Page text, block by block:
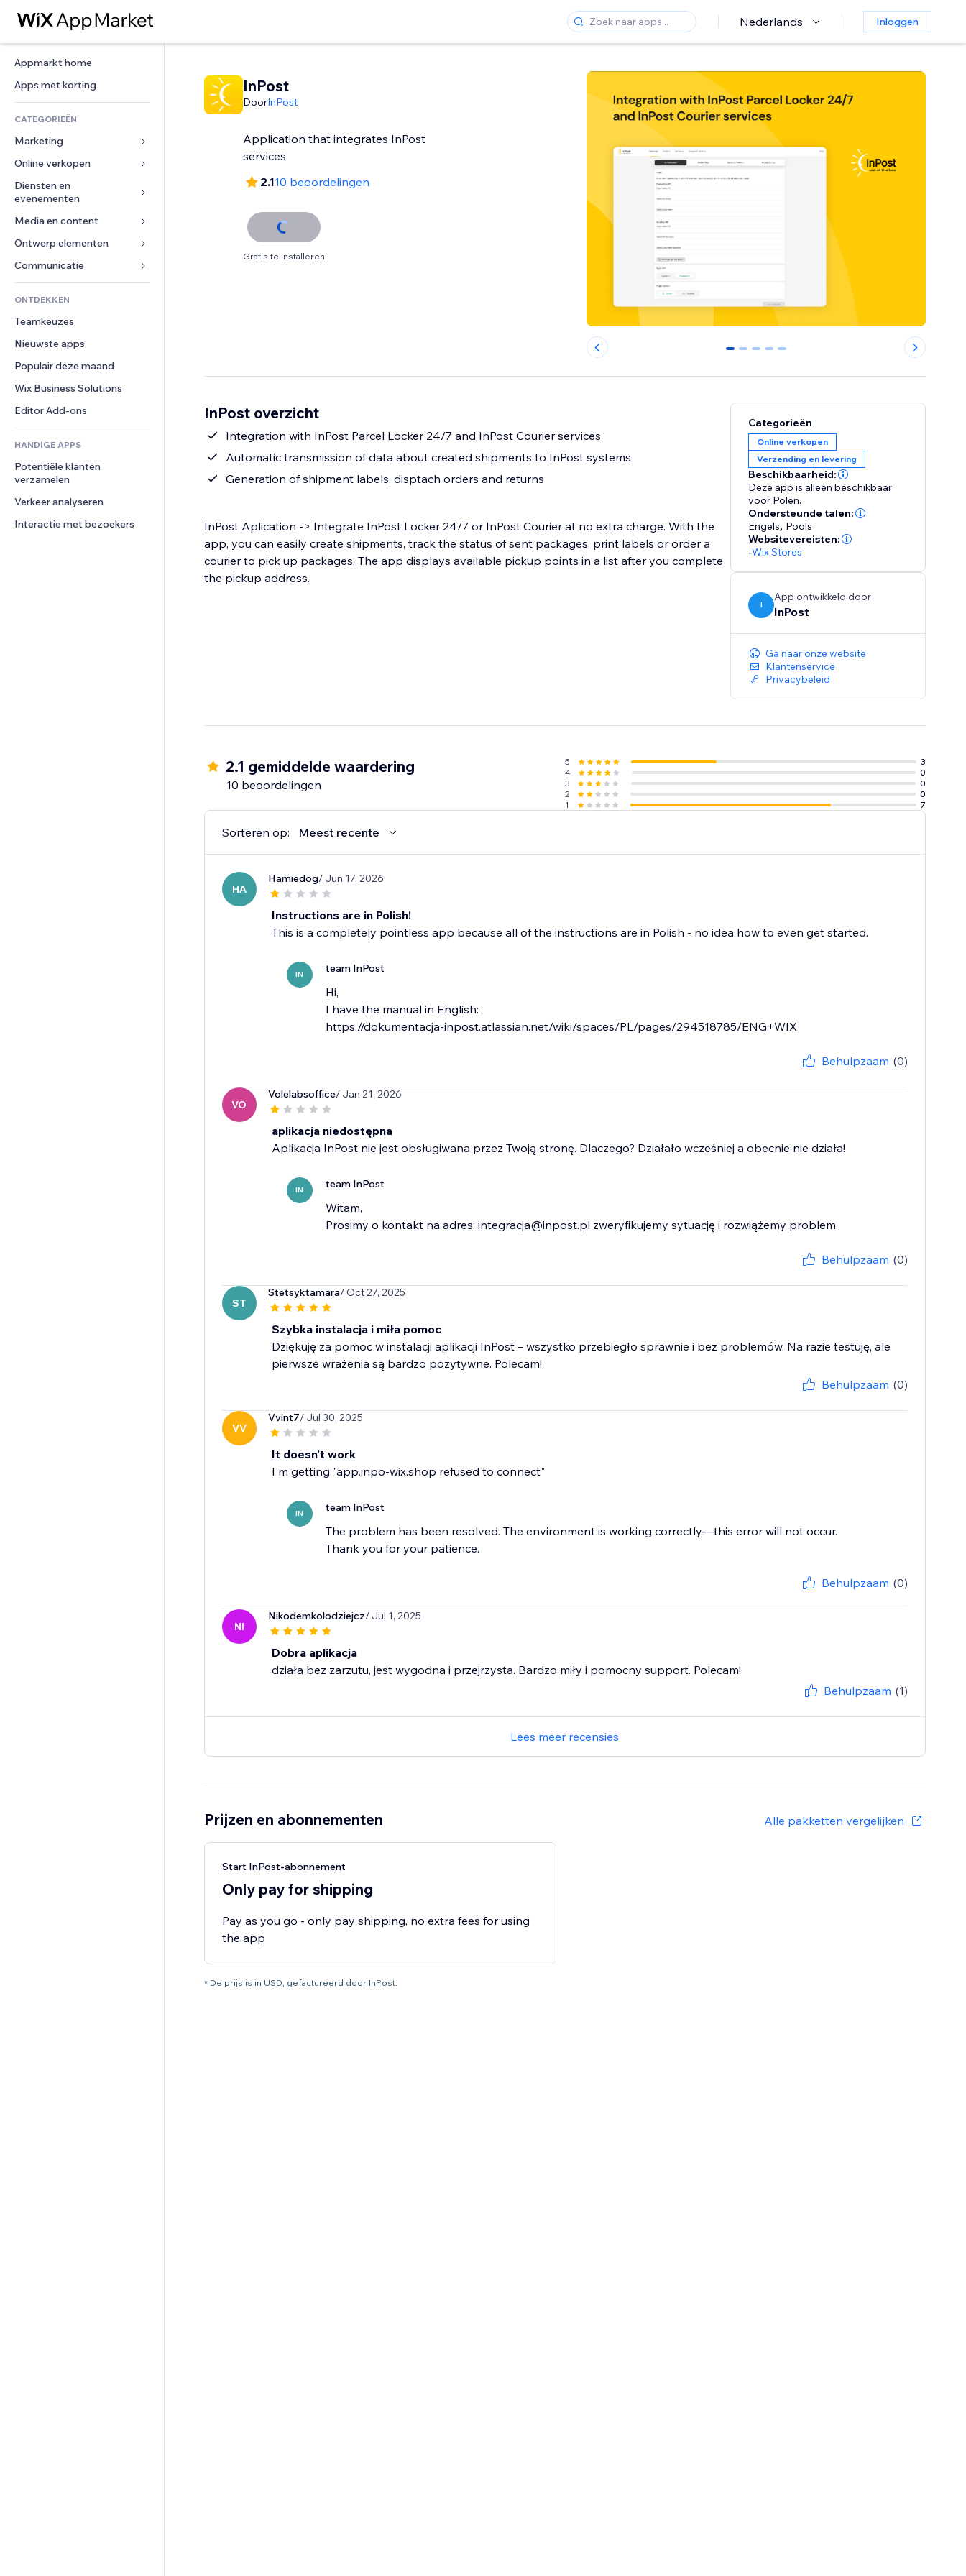
Nederlands Inloggen
Appmarkt home
Apps met korting
CATEGORIEËN
Marketing
Advertenties
Mobiel
Analytics
Social media
SEO
Betrokkenheid
Websitevermeldingen
E-mail
Conversie
Online verkopen
Apps voor webshops
Verzending en levering
Verkoopknoppen
Online cursussen
Print on demand
Boekhouding
Coupons en loyaliteit
Opslagoplossingen
Dropshipping
Prijzen en abonnementen
Crowdfunding
Eten en drinken
Diensten en
evenementen
Hotels
Evenementen
Restaurants
Vastgoed
Boekingen
Media en content
Galerij
Muziek
Podcasts
Fotografie
Video
PDF
Bestanden delen
Nieuws
Ontwerp elementen
Kaarten en navigatie
Privacy en beveiliging
Ontime
Pagina templates
Afbeeldingseffecten
Knoppen en menu's
Banners en badges
Rekenmachines
Zoeken
Weer
Grafieken en tabellen
Formulieren
Enquêtes
Chat
Opmerkingen
Telefoonnummer
Community
Beoordelingen en testimonials
CRM
ONTDEKKEN
Teamkeuzes
Nieuwste apps
Populair deze maand
Wix Business Solutions
Editor Add-ons
HANDIGE APPS
Potentiële klanten
verzamelen
Verkeer analyseren
Interactie met bezoekers
InPost
DoorInPost
Application that integrates InPost
services
2.110 beoordelingen
Gratis te installeren
0 1 2 3 4
InPost overzicht
Integration with InPost Parcel Locker 24/7 and InPost Courier services
Automatic transmission of data about created shipments to InPost systems
Generation of shipment labels, disptach orders and returns
InPost Aplication -> Integrate InPost Locker 24/7 or InPost Courier at no extra charge. With the
app, you can easily create shipments, track the status of sent packages, print labels or order a
courier to pick up packages. The app displays available pickup points in a list after you complete
the pickup address.
Categorieën
Online verkopen
Verzending en levering
Beschikbaarheid:
Deze app is alleen beschikbaar
voor Polen.
Ondersteunde talen:
Engels, Pools
Websitevereisten:
-Wix Stores
I
App ontwikkeld door
InPost
Ga naar onze website
Klantenservice
Privacybeleid
2.1 gemiddelde waardering
10 beoordelingen
5
3
4
0
3
0
2
0
1
7
Sorteren op: Meest recente
HA
Hamiedog/ Jun 17, 2026
Instructions are in Polish!
This is a completely pointless app because all of the instructions are in Polish - no idea how to even get started.
IN team InPost
Hi,
I have the manual in English:
https://dokumentacja-inpost.atlassian.net/wiki/spaces/PL/pages/294518785/ENG+WIX
Behulpzaam (0)
VO
Volelabsoffice/ Jan 21, 2026
aplikacja niedostępna
Aplikacja InPost nie jest obsługiwana przez Twoją stronę. Dlaczego? Działało wcześniej a obecnie nie działa!
IN team InPost
Witam,
Prosimy o kontakt na adres: integracja@inpost.pl zweryfikujemy sytuację i rozwiążemy problem.
Behulpzaam (0)
ST
Stetsyktamara/ Oct 27, 2025
Szybka instalacja i miła pomoc
Dziękuję za pomoc w instalacji aplikacji InPost – wszystko przebiegło sprawnie i bez problemów. Na razie testuję, ale
pierwsze wrażenia są bardzo pozytywne. Polecam!
Behulpzaam (0)
VV
Vvint7/ Jul 30, 2025
It doesn't work
I'm getting "app.inpo-wix.shop refused to connect"
IN team InPost
The problem has been resolved. The environment is working correctly—this error will not occur.
Thank you for your patience.
Behulpzaam (0)
NI
Nikodemkolodziejcz/ Jul 1, 2025
Dobra aplikacja
działa bez zarzutu, jest wygodna i przejrzysta. Bardzo miły i pomocny support. Polecam!
Behulpzaam (1)
Lees meer recensies
Prijzen en abonnementen Alle pakketten vergelijken
Start InPost-abonnement
Only pay for shipping
Pay as you go - only pay shipping, no extra fees for using
the app
* De prijs is in USD, gefactureerd door InPost.